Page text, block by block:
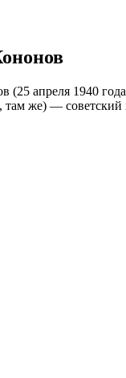
(25 апреля 1940
там же) — советский